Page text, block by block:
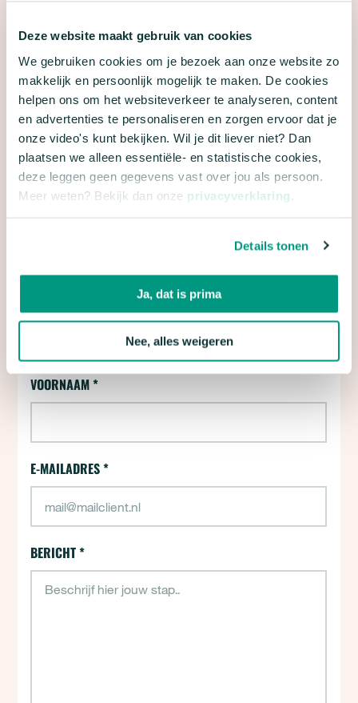
Deze website maakt gebruik van cookies
We gebruiken cookies om je bezoek aan onze website zo
makkelijk en persoonlijk mogelijk te maken. De cookies
helpen ons om het websiteverkeer te analyseren, content
en advertenties te personaliseren en zorgen ervoor dat je
onze video's kunt bekijken. Wil je dit liever niet? Dan
plaatsen we alleen essentiële- en statistische cookies,
deze leggen geen gegevens vast over jou als persoon.
Meer weten? Bekijk dan onze privacyverklaring
Details tonen
Ja, dat is prima
Nee, alles weigeren
1 2 3 … 8
24 uur - Stappen voor de Stadsnatuur -
" geeft vereiste velden aan
WAAR ZET JIJ JE STAP?*
VOORNAAM*
E-MAILADRES*
BERICHT*